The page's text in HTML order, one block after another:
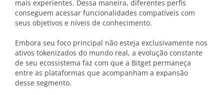
mais experientes. Dessa maneira, diferentes perfis
conseguem acessar funcionalidades compatíveis com
seus objetivos e níveis de conhecimento.
Embora seu foco principal não esteja exclusivamente nos
ativos tokenizados do mundo real, a evolução constante
de seu ecossistema faz com que a Bitget permaneça
entre as plataformas que acompanham a expansão
desse segmento.